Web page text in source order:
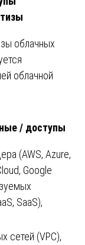
облачных
облачной
/ доступы
(AWS, Azure,
Google
SaaS),
сетей (VPC),